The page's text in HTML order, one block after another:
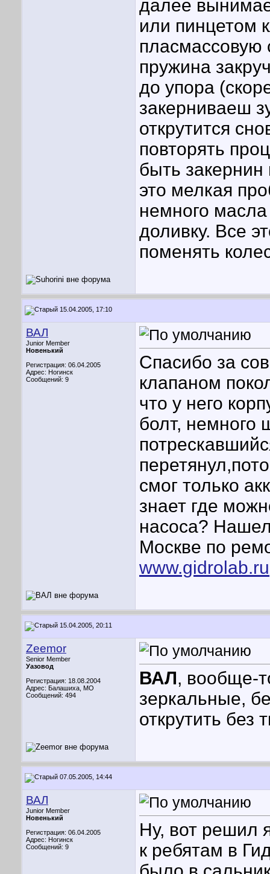
далее
или пинцетом
пласмассовую
пружина
до упора
закерниваеш
открутится
повторять
быть закернин
это мелкая
немного
доливку. Все
поменять
15.04.2005, 17:10
ВАЛ
Junior Member
Новенький
Регистрация: 06.04.2005
Адрес: Ногинск
Сообщений: 9
Спасибо за
клапаном
что у него
болт,
смог только
знает где
насоса?
Москве по
www.gidrolab.ru
15.04.2005, 20:11
Zeemor
Senior Member
Уазовод
Регистрация: 18.08.2004
Адрес: Балашиха, МО
Сообщений: 494
ВАЛ, вообще-
зеркальные,
открутить без
07.05.2005, 14:44
ВАЛ
Junior Member
Новенький
Регистрация: 06.04.2005
Адрес: Ногинск
Сообщений: 9
Ну, вот решил
к ребятам в